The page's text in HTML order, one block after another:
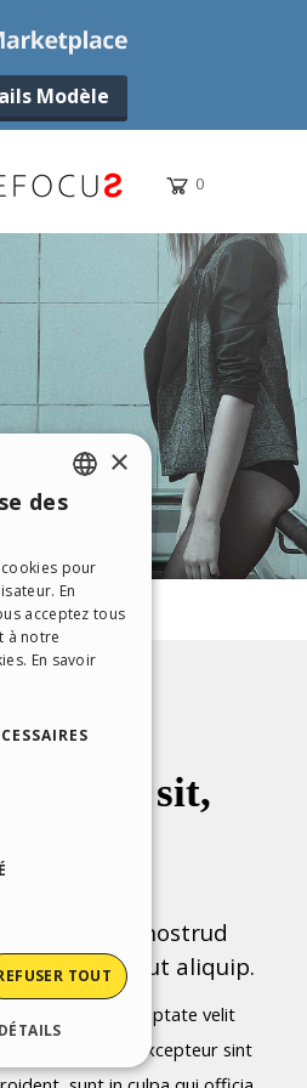
Modèle
ENGLISH
GERMAN
SPANISH
×
des
pour
En
acceptez tous
à notre
En savoir
TOUT